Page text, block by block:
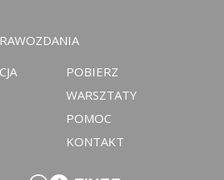
POBIERZ
WARSZTATY
POMOC
KONTAKT